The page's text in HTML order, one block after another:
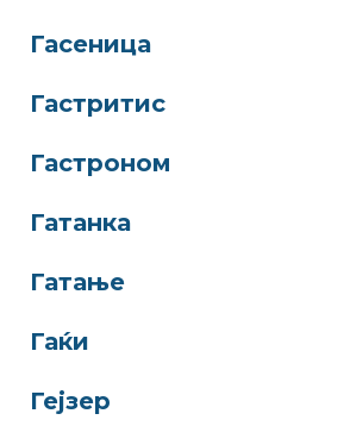
Гасеница
Гастритис
Гастроном
Гатанка
Гатање
Гаќи
Гејзер